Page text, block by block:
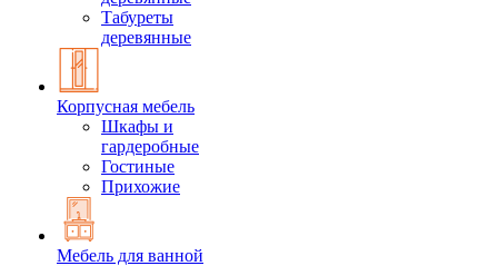
Табуреты
деревянные
Корпусная мебель
Шкафы и
гардеробные
Гостиные
Прихожие
Мебель для ванной